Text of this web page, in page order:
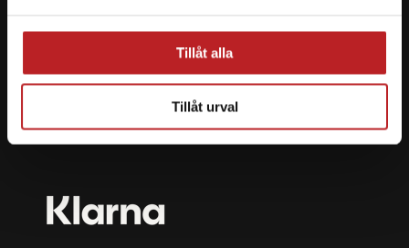
Tillåt alla
Tillåt urval
Vi erbjuder flera olika betalsätt. Dina köp är alltid
skyddade med krypteringsteknik.